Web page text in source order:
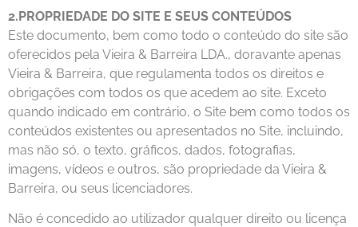
2.PROPRIEDADE DO SITE E SEUS CONTEÚDOS
Este documento, bem como todo o conteúdo do site são
oferecidos pela Vieira & Barreira LDA., doravante apenas
Vieira & Barreira, que regulamenta todos os direitos e
obrigações com todos os que acedem ao site. Exceto
quando indicado em contrário, o Site bem como todos os
conteúdos existentes ou apresentados no Site, incluindo,
mas não só, o texto, gráficos, dados, fotografias,
imagens, vídeos e outros, são propriedade da Vieira &
Barreira, ou seus licenciadores.
Não é concedido ao utilizador qualquer direito ou licença